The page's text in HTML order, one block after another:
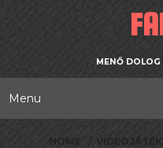
MENŐ DOLOG
Menu
HOME